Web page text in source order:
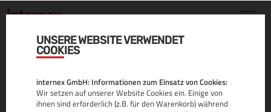
UNSERE WEBSITE VERWENDET
COOKIES
internex GmbH: Informationen zum Einsatz von Cookies:
Wir setzen auf unserer Website Cookies ein. Einige von
ihnen sind erforderlich (z.B. für den Warenkorb) während
UNSERE
DOMAINENDUNGEN